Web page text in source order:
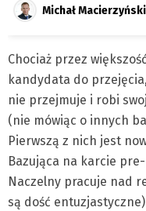
Michał Macierzyński
Chociaż przez
kandydata do
nie przejmuje i robi
(nie mówiąc o innych
Pierwszą z nich jest
Bazująca na karcie
Naczelny pracuje nad
są dość